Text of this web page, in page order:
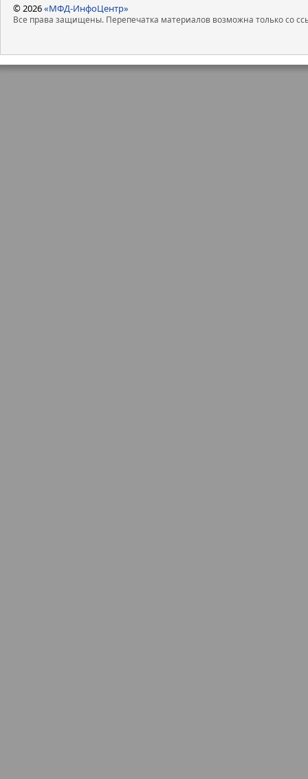
© 2026«МФД-ИнфоЦентр»
Все права защищены. Перепечатка материалов возможна только со